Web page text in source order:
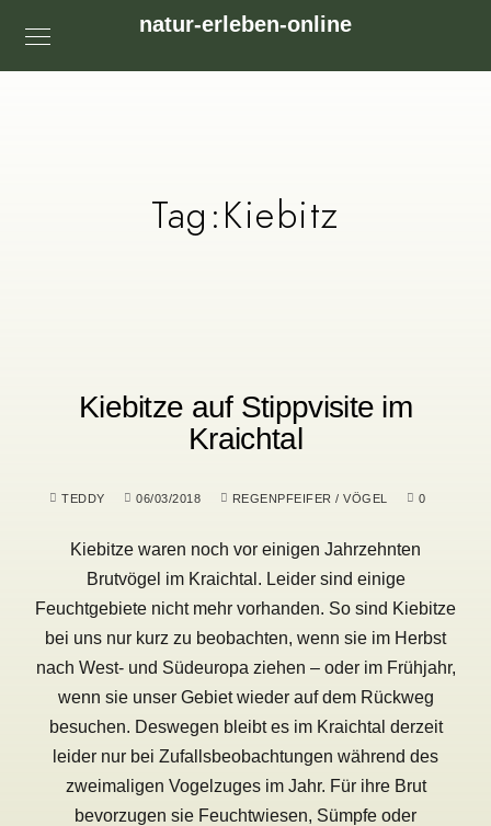
natur-erleben-online
Tag:Kiebitz
Kiebitze auf Stippvisite im
Kraichtal
TEDDY 06/03/2018 REGENPFEIFER /VÖGEL 0
Kiebitze waren noch vor einigen Jahrzehnten
Brutvögel im Kraichtal. Leider sind einige
Feuchtgebiete nicht mehr vorhanden. So sind Kiebitze
bei uns nur kurz zu beobachten, wenn sie im Herbst
nach West- und Südeuropa ziehen – oder im Frühjahr,
wenn sie unser Gebiet wieder auf dem Rückweg
besuchen. Deswegen bleibt es im Kraichtal derzeit
leider nur bei Zufallsbeobachtungen während des
zweimaligen Vogelzuges im Jahr. Für ihre Brut
bevorzugen sie Feuchtwiesen, Sümpfe oder